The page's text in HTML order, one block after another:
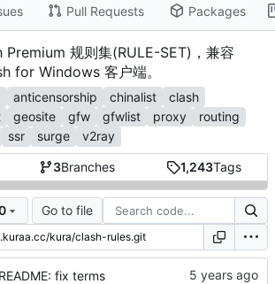
Pull Requests Packages
Premium 规则集(RULE-SET)，兼容
for Windows 客户端。
anticensorship chinalist
clash
geosite gfw gfwlist proxy
routing
ssr surge v2ray
3Branches 1,243Tags
Go to file
README: fix terms